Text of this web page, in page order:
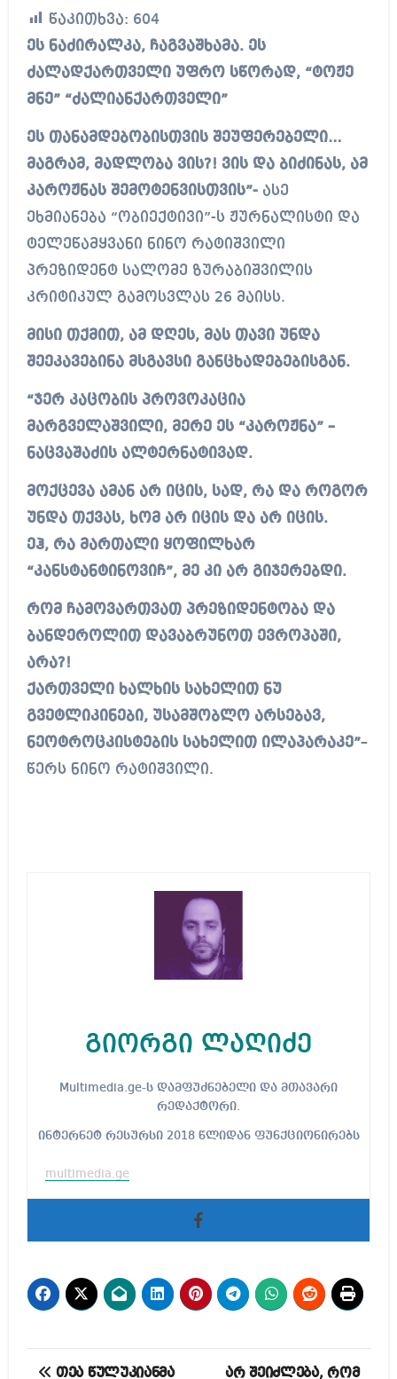
წაკითხვა: 604
ეს ნაძირალკა, ჩაგვაშხამა. ეს
ძალადქართველი უფრო სწორად, “ტოჟე
მნე” “ძალიანქართველი”
ეს თანამდებობისთვის შეუფერებელი…
მაგრამ, მადლობა ვის?! ვის და ბიძინას, ამ
კაროჟნას შემოტენვისთვის”-ასე
ეხმიანება “ობიექტივი”-ს ჟურნალისტი და
ტელეწამყვანი ნინო რატიშვილი
პრეზიდენტ სალომე ზურაბიშვილის
კრიტიკულ გამოსვლას 26 მაისს.
მისი თქმით, ამ დღეს, მას თავი უნდა
შეეკავებინა მსგავსი განცხადებებისგან.
“ჯერ კაცობის პროვოკაცია
მარგველაშვილი, მერე ეს “კაროჟნა” –
ნაცვაშაძის ალტერნატივად.
მოქცევა ამან არ იცის, სად, რა და როგორ
უნდა თქვას, ხომ არ იცის და არ იცის.
ეჰ, რა მართალი ყოფილხარ
“კანსტანტინოვიჩ”, მე კი არ გიჯერებდი.
რომ ჩამოვართვათ პრეზიდენტობა და
ბანდეროლით დავაბრუნოთ ევროპაში,
არა?!
ქართველი ხალხის სახელით ნუ
გვეტლიკინები, უსამშობლო არსებავ,
ნეოტროცკისტების სახელით ილაპარაკე”–
წერს ნინო რატიშვილი.
გიორგი ლაღიძე
Multimedia.ge-ს დამფუძნებელი და მთავარი
რედაქტორი.
ინტერნეტ რესურსი 2018 წლიდან ფუნქციონირებს
multimedia.ge
პოსტის
თეა წულუკიანმა არ შეიძლება, რომ